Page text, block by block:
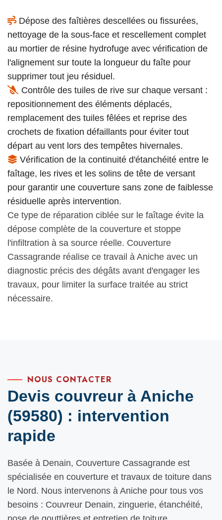
Dépose des faîtières descellées ou fissurées,
nettoyage de la sous-face et rescellement complet
au mortier de résine hydrofuge avec vérification de
l'alignement sur toute la longueur du faîte pour
supprimer tout jeu résiduel.
Contrôle des tuiles de rive sur chaque versant :
repositionnement des éléments déplacés,
remplacement des tuiles fêlées et reprise des
crochets de fixation défaillants pour éviter tout
départ au vent lors des tempêtes hivernales.
Vérification de la continuité d'étanchéité entre le
faîtage, les rives et les solins de tête de versant
pour garantir une couverture sans zone de faiblesse
résiduelle après intervention.
Ce type de réparation ciblée sur le faîtage évite la
dépose complète de la couverture et stoppe
l'infiltration à sa source réelle. Couverture
Cassagrande réalise ce travail à Aniche avec un
diagnostic précis des dégâts avant d'engager les
travaux, pour limiter la surface traitée au strict
nécessaire.
NOUS CONTACTER
Devis couvreur à Aniche
(59580) : intervention
rapide
Basée à Denain, Couverture Cassagrande est
spécialisée en couverture et travaux de toiture dans
le Nord. Nous intervenons à Aniche pour tous vos
besoins : Couvreur Denain, zinguerie, étanchéité,